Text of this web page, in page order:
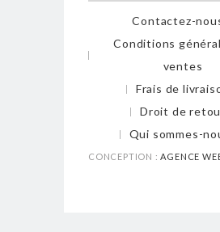
Contactez-
Conditions
ventes
Frais de
Droit de
Qui sommes-
CONCEPTION :AGENCE